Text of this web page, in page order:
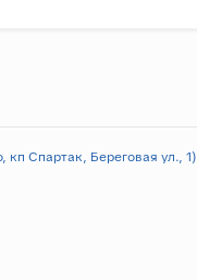
Спартак, Береговая ул., 1)